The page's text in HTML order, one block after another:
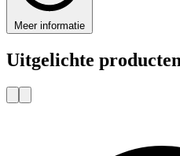
Meer informatie
Uitgelichte